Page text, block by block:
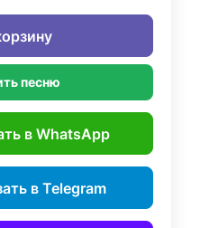
песню
в WhatsApp
в Telegram